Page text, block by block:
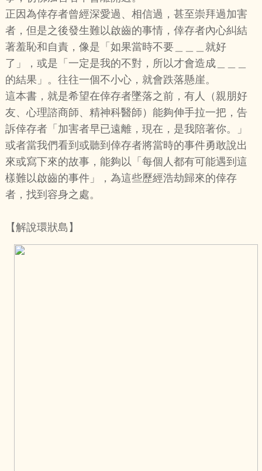
正因為倖存者曾經深愛過、相信過，甚至崇拜過加害
者，但是之後發生難以啟齒的事情，倖存者內心糾結
著羞恥和自責，像是「如果當時不要＿＿＿就好
了」，或是「一定是我的不對，所以才會造成＿＿＿
的結果」。往往一個不小心，就會跌落懸崖。
這本書，就是希望在倖存者墜落之前，有人（親朋好
友、心理諮商師、精神科醫師）能夠伸手拉一把，告
訴倖存者「加害者早已遠離，現在，是我陪著你。」
或者當我們看到或聽到倖存者將當時的事件勇敢說出
來或寫下來的故事，能夠以「每個人都有可能遇到這
樣難以啟齒的事件」，為這些歷經浩劫歸來的倖存
者，找到容身之處。
【解說環狀島】